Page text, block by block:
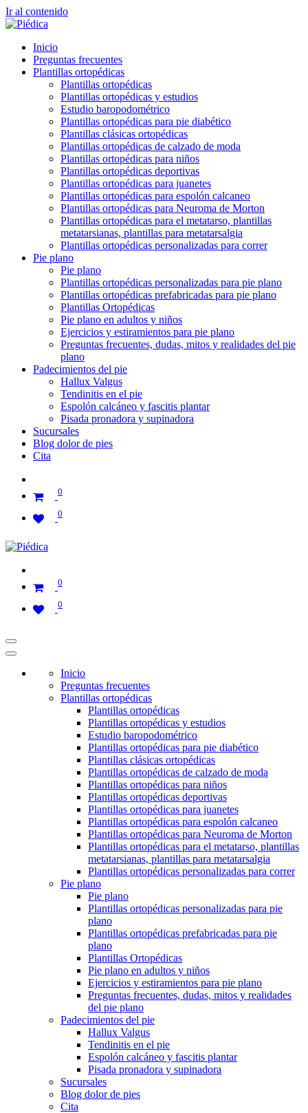
Ir al contenido
Inicio
Preguntas frecuentes
Plantillas ortopédicas
Plantillas ortopédicas
Plantillas ortopédicas y estudios
Estudio baropodométrico
Plantillas ortopédicas para pie diabético
Plantillas clásicas ortopédicas
Plantillas ortopédicas de calzado de moda
Plantillas ortopédicas para niños
Plantillas ortopédicas deportivas
Plantillas ortopédicas para juanetes
Plantillas ortopédicas para espolón calcaneo
Plantillas ortopédicas para Neuroma de Morton
Plantillas ortopédicas para el metatarso, plantillas
metatarsianas, plantillas para metatarsalgia
Plantillas ortopédicas personalizadas para correr
Pie plano
Pie plano
Plantillas ortopédicas personalizadas para pie plano
Plantillas ortopédicas prefabricadas para pie plano
Plantillas Ortopédicas
Pie plano en adultos y niños
Ejercicios y estiramientos para pie plano
Preguntas frecuentes, dudas, mitos y realidades del pie
plano
Padecimientos del pie
Hallux Valgus
Tendinitis en el pie
Espolón calcáneo y fascitis plantar
Pisada pronadora y supinadora
Sucursales
Blog dolor de pies
Cita
0
0
0
0
Inicio
Preguntas frecuentes
Plantillas ortopédicas
Plantillas ortopédicas
Plantillas ortopédicas y estudios
Estudio baropodométrico
Plantillas ortopédicas para pie diabético
Plantillas clásicas ortopédicas
Plantillas ortopédicas de calzado de moda
Plantillas ortopédicas para niños
Plantillas ortopédicas deportivas
Plantillas ortopédicas para juanetes
Plantillas ortopédicas para espolón calcaneo
Plantillas ortopédicas para Neuroma de Morton
Plantillas ortopédicas para el metatarso, plantillas
metatarsianas, plantillas para metatarsalgia
Plantillas ortopédicas personalizadas para correr
Pie plano
Pie plano
Plantillas ortopédicas personalizadas para pie
plano
Plantillas ortopédicas prefabricadas para pie
plano
Plantillas Ortopédicas
Pie plano en adultos y niños
Ejercicios y estiramientos para pie plano
Preguntas frecuentes, dudas, mitos y realidades
del pie plano
Padecimientos del pie
Hallux Valgus
Tendinitis en el pie
Espolón calcáneo y fascitis plantar
Pisada pronadora y supinadora
Sucursales
Blog dolor de pies
Cita